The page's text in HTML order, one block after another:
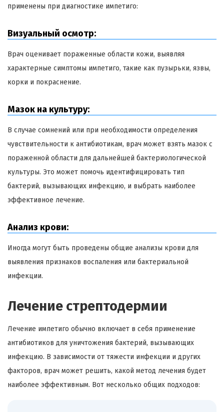
применены при диагностике импетиго:
Визуальный осмотр:
Врач оценивает пораженные области кожи, выявляя
характерные симптомы импетиго, такие как пузырьки, язвы,
корки и покраснение.
Мазок на культуру:
В случае сомнений или при необходимости определения
чувствительности к антибиотикам, врач может взять мазок с
пораженной области для дальнейшей бактериологической
культуры. Это может помочь идентифицировать тип
бактерий, вызывающих инфекцию, и выбрать наиболее
эффективное лечение.
Анализ крови:
Иногда могут быть проведены общие анализы крови для
выявления признаков воспаления или бактериальной
инфекции.
Лечение стрептодермии
Лечение импетиго обычно включает в себя применение
антибиотиков для уничтожения бактерий, вызывающих
инфекцию. В зависимости от тяжести инфекции и других
факторов, врач может решить, какой метод лечения будет
наиболее эффективным. Вот несколько общих подходов: